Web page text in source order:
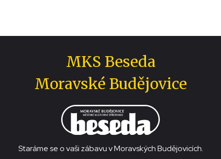
MKS Beseda
Moravské Budějovice
Staráme se o vaši zábavu v Moravských Budějovicích.